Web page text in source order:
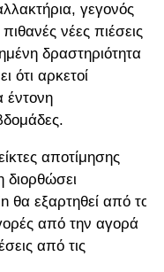
γεγονός
νέες πιέσεις
δραστηριότητα
ότι αρκετοί
έντονη
αποτίμησης
διορθώσει
θα εξαρτηθεί από το
από την αγορά
από τις